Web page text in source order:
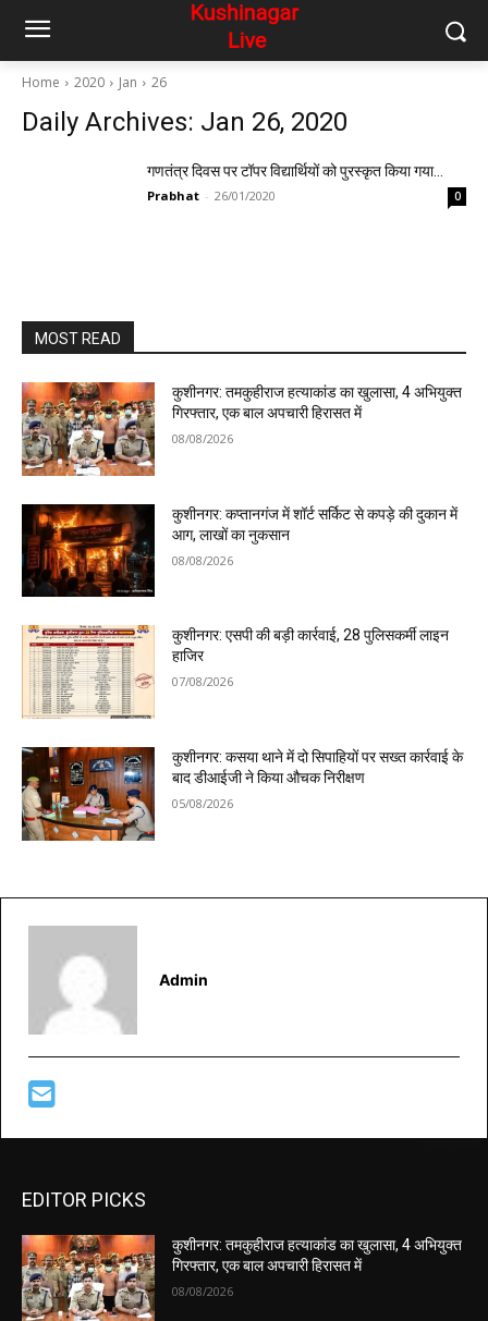
Home 2020 Jan 26
Daily Archives: Jan 26, 2020
गणतंत्र दिवस पर टॉपर विद्यार्थियों को पुरस्कृत किया गया…
Prabhat - 26/01/2020 0
MOST READ
कुशीनगर: तमकुहीराज हत्याकांड का खुलासा, 4 अभियुक्त
गिरफ्तार, एक बाल अपचारी हिरासत में
08/08/2026
कुशीनगर: कप्तानगंज में शॉर्ट सर्किट से कपड़े की दुकान में
आग, लाखों का नुकसान
08/08/2026
कुशीनगर: एसपी की बड़ी कार्रवाई, 28 पुलिसकर्मी लाइन
हाजिर
07/08/2026
कुशीनगर: कसया थाने में दो सिपाहियों पर सख्त कार्रवाई के
बाद डीआईजी ने किया औचक निरीक्षण
05/08/2026
Admin
EDITOR PICKS
कुशीनगर: तमकुहीराज हत्याकांड का खुलासा, 4 अभियुक्त
गिरफ्तार, एक बाल अपचारी हिरासत में
08/08/2026